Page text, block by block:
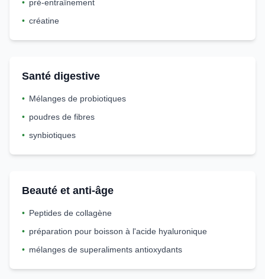
• pré-entraînement
• créatine
Santé digestive
• Mélanges de probiotiques
• poudres de fibres
• synbiotiques
Beauté et anti-âge
• Peptides de collagène
• préparation pour boisson à l'acide hyaluronique
• mélanges de superaliments antioxydants